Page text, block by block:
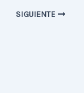
SIGUIENTE